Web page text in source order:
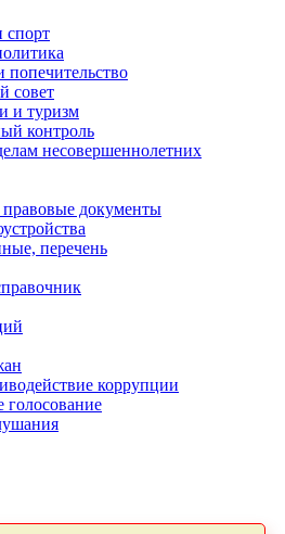
спорт
попечительство
совет
и туризм
контроль
несовершеннолетних
документы
перечень
коррупции